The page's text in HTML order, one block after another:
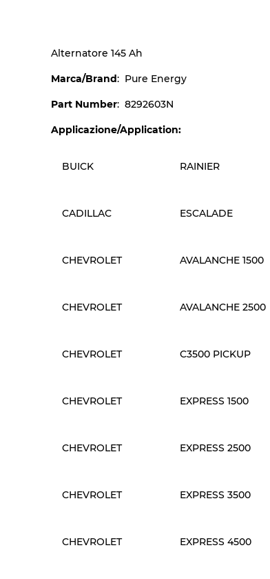
Alternatore 145 Ah
Marca/Brand: Pure Energy
Part Number: 8292603N
Applicazione/Application:
BUICK RAINIER
CADILLAC ESCALADE
CHEVROLET AVALANCHE 1500
CHEVROLET AVALANCHE 2500
CHEVROLET C3500 PICKUP
CHEVROLET EXPRESS 1500
CHEVROLET EXPRESS 2500
CHEVROLET EXPRESS 3500
CHEVROLET EXPRESS 4500